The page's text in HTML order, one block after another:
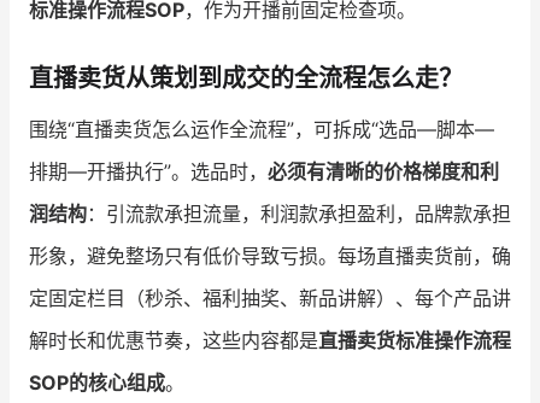
标准操作流程SOP，作为开播前固定检查项。
直播卖货从策划到成交的全流程怎么走？
围绕“直播卖货怎么运作全流程”，可拆成“选品—脚本—
排期—开播执行”。选品时， 必须有清晰的价格梯度和利
润结构：引流款承担流量，利润款承担盈利，品牌款承担
形象，避免整场只有低价导致亏损。每场直播卖货前，确
定固定栏目（秒杀、福利抽奖、新品讲解）、每个产品讲
解时长和优惠节奏，这些内容都是直播卖货标准操作流程
SOP的核心组成。